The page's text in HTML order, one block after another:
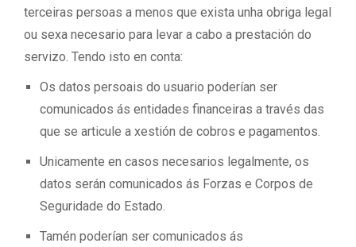
terceiras persoas a menos que exista unha obriga legal
ou sexa necesario para levar a cabo a prestación do
servizo. Tendo isto en conta:
Os datos persoais do usuario poderían ser
comunicados ás entidades financeiras a través das
que se articule a xestión de cobros e pagamentos.
Unicamente en casos necesarios legalmente, os
datos serán comunicados ás Forzas e Corpos de
Seguridade do Estado.
Tamén poderían ser comunicados ás